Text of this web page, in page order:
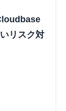
リスク対